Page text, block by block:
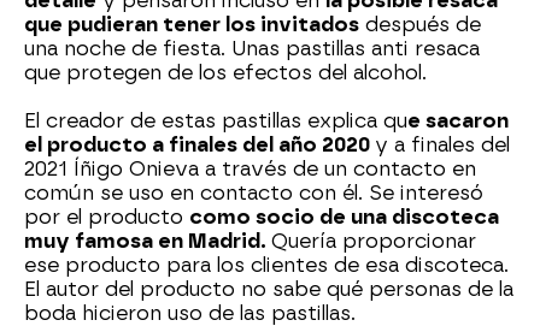
que pudieran tener los invitados después de
una noche de fiesta. Unas pastillas anti resaca
que protegen de los efectos del alcohol.
El creador de estas pastillas explica que sacaron
el producto a finales del año 2020 y a finales del
2021 Íñigo Onieva a través de un contacto en
común se uso en contacto con él. Se interesó
por el producto como socio de una discoteca
muy famosa en Madrid. Quería proporcionar
ese producto para los clientes de esa discoteca.
El autor del producto no sabe qué personas de la
boda hicieron uso de las pastillas.